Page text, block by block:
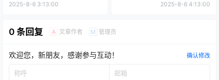
2025-8-6 3:13:00 2025-8-6 4:13:00
0 条回复 A 文章作者 M 管理员
欢迎您，新朋友，感谢参与互动！ 确认修改